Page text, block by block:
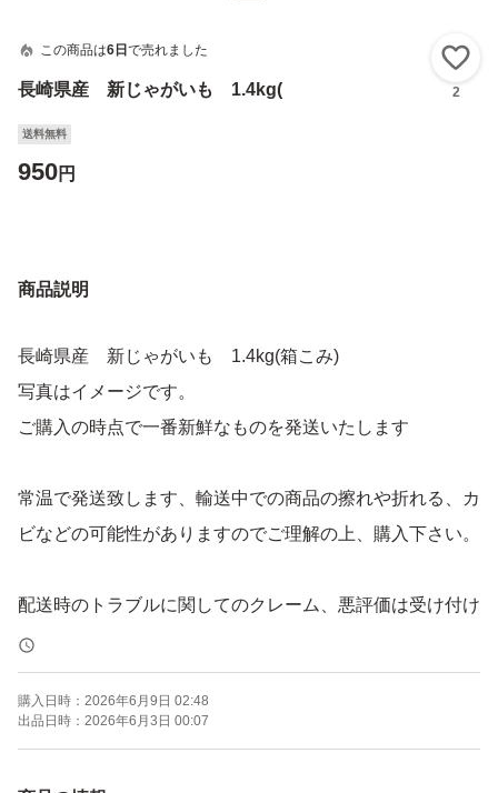
この商品は6日 で売れました
長崎県産 新じゃがいも 1.4kg( 2
送料無料
950円
商品説明
長崎県産 新じゃがいも 1.4kg(箱こみ)
写真はイメージです。
ご購入の時点で一番新鮮なものを発送いたします
常温で発送致します、輸送中での商品の擦れや折れる、カ
ビなどの可能性がありますのでご理解の上、購入下さい。
配送時のトラブルに関してのクレーム、悪評価は受け付け
ておりません。返品やキャンセルはできませんので、ご理
解頂ける方ご購入お願いします。
購入日時： 2026年6月9日 02:48
出品日時： 2026年6月3日 00:07